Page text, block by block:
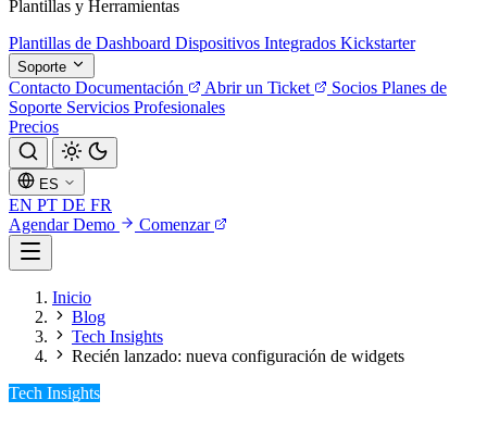
Plantillas y Herramientas
Plantillas de Dashboard Dispositivos Integrados Kickstarter
Soporte
Contacto Documentación Abrir un Ticket Socios Planes de
Soporte Servicios Profesionales
Precios
ES
EN PT DE FR
Agendar Demo
Comenzar
Inicio
Blog
Tech Insights
Recién lanzado: nueva configuración de widgets
Tech Insights